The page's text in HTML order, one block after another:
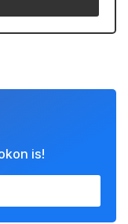
is!